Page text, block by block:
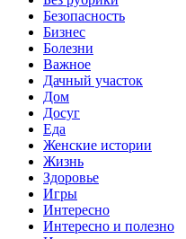
Безопасность
Бизнес
Болезни
Важное
Дачный участок
Дом
Досуг
Еда
Женские истории
Жизнь
Здоровье
Игры
Интересно
Интересно и полезно